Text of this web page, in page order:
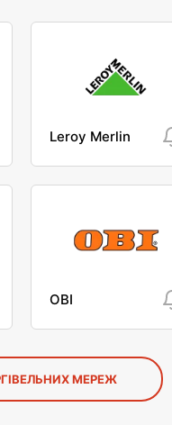
Leroy Merlin
OBI
МЕРЕЖ